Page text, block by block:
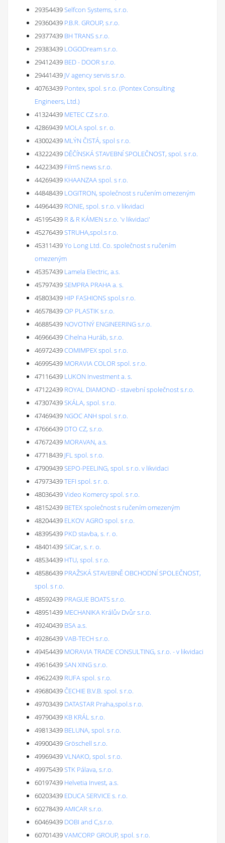
29354439Selfcon Systems, s.r.o.
29360439 P.B.R. GROUP, s.r.o.
29377439 BH TRANS s.r.o.
29383439 LOGODream s.r.o.
29412439 BED - DOOR s.r.o.
29441439 JV agency servis s.r.o.
40763439 Pontex, spol. s r.o. (Pontex Consulting
Engineers, Ltd.)
41324439 METEC CZ s.r.o.
42869439 MOLA spol. s r. o.
43002439 MLÝN ČISTÁ, spol s r.o.
43222439 DĚČÍNSKÁ STAVEBNÍ SPOLEČNOST, spol. s r.o.
44223439 FilmS news s.r.o.
44269439 KHAANZAA spol. s r.o.
44848439 LOGITRON, společnost s ručením omezeným
44964439 RONIE, spol. s r.o. v likvidaci
45195439 R & R KÁMEN s.r.o. 'v likvidaci'
45276439STRUHA,spol.s r.o.
45311439Yo Long Ltd. Co. společnost s ručením
omezeným
45357439 Lamela Electric, a.s.
45797439SEMPRA PRAHA a. s.
45803439 HIP FASHIONS spol.s r.o.
46578439OP PLASTIK s.r.o.
46885439 NOVOTNÝ ENGINEERING s.r.o.
46966439Cihelna Huráb, s.r.o.
46972439COMIMPEX spol. s r.o.
46995439 MORAVIA COLOR spol. s r.o.
47116439 LUKON Investment a. s.
47122439 ROYAL DIAMOND - stavební společnost s.r.o.
47307439SKÁLA, spol. s r.o.
47469439 NGOC ANH spol. s r.o.
47666439 DTO CZ, s.r.o.
47672439 MORAVAN, a.s.
47718439 JFL spol. s r.o.
47909439SEPO-PEELING, spol. s r.o. v likvidaci
47973439TEFI spol. s r. o.
48036439Video Komercy spol. s r.o.
48152439 BETEX společnost s ručením omezeným
48204439 ELKOV AGRO spol. s r.o.
48395439 PKD stavba, s. r. o.
48401439SilCar, s. r. o.
48534439 HTU, spol. s r.o.
48586439 PRAŽSKÁ STAVEBNĚ OBCHODNÍ SPOLEČNOST,
spol. s r.o.
48592439 PRAGUE BOATS s.r.o.
48951439 MECHANIKA Králův Dvůr s.r.o.
49240439 BSA a.s.
49286439VAB-TECH s.r.o.
49454439 MORAVIA TRADE CONSULTING, s.r.o. - v likvidaci
49616439SAN XING s.r.o.
49622439 RUFA spol. s r.o.
49680439ČECHIE B.V.B. spol. s r.o.
49703439 DATASTAR Praha,spol.s r.o.
49790439 KB KRÁL s.r.o.
49813439 BELUNA, spol. s r.o.
49900439Gröschell s.r.o.
49969439VLNAKO, spol. s r.o.
49975439STK Pálava, s.r.o.
60197439 Helvetia Invest, a.s.
60203439 EDUCA SERVICE s. r.o.
60278439AMICAR s.r.o.
60469439 DOBI and C,s.r.o.
60701439VAMCORP GROUP, spol. s r.o.